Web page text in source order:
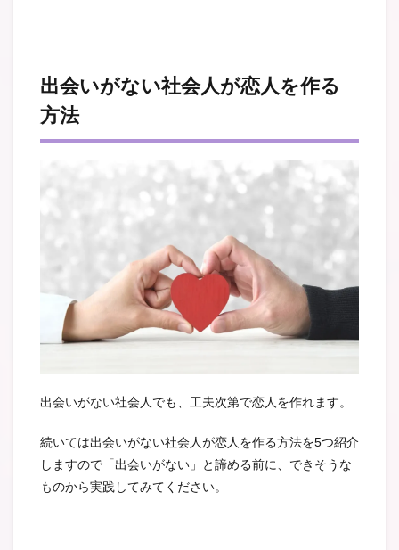
出会いがない社会人が恋人を作る
方法
出会いがない社会人でも、工夫次第で恋人を作れます。
続いては出会いがない社会人が恋人を作る方法を5つ紹介
しますので「出会いがない」と諦める前に、できそうな
ものから実践してみてください。